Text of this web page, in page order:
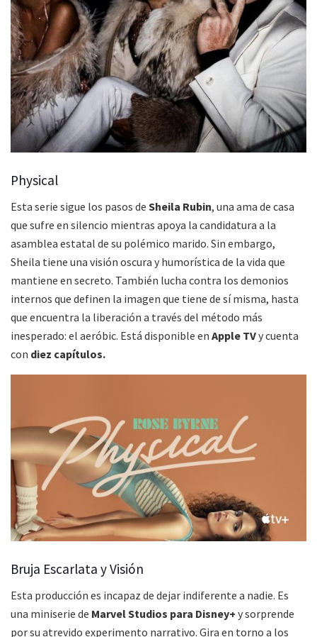
Physical
Esta serie sigue los pasos de Sheila Rubin, una ama de casa
que sufre en silencio mientras apoya la candidatura a la
asamblea estatal de su polémico marido. Sin embargo,
Sheila tiene una visión oscura y humorística de la vida que
mantiene en secreto. También lucha contra los demonios
internos que definen la imagen que tiene de sí misma, hasta
que encuentra la liberación a través del método más
inesperado: el aeróbic. Está disponible en Apple TVy cuenta
con diez capítulos.
Bruja Escarlata y Visión
Esta producción es incapaz de dejar indiferente a nadie. Es
una miniserie de Marvel Studios para Disney+ y sorprende
por su atrevido experimento narrativo. Gira en torno a los